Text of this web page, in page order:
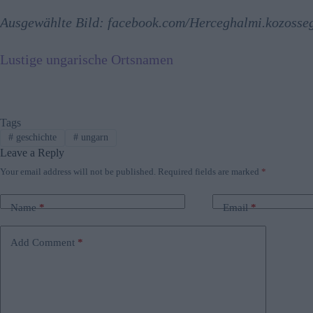
Ausgewählte Bild: facebook.com/
Lustige ungarische Ortsnamen
Tags
#geschichte #ungarn
Leave a Reply
Your email address will not be published. Required fields are marked *
Name* Email*
Add Comment *